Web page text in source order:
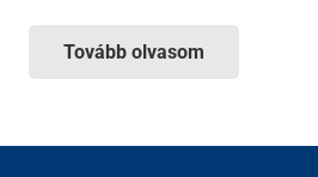
Tovább olvasom